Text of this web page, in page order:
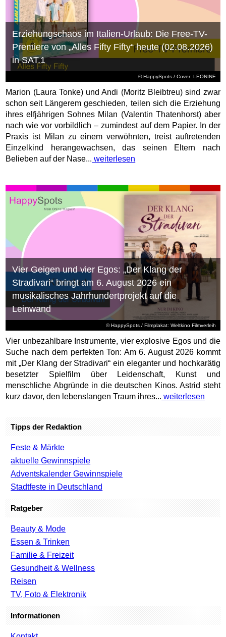
© HappySpots / Cover: LEONINE
Erziehungschaos im Italien-Urlaub: Die Free-TV-
Premiere von „Alles Fifty Fifty“ heute (02.08.2026)
in SAT.1
Marion (Laura Tonke) und Andi (Moritz Bleibtreu) sind zwar
schon seit Längerem geschieden, teilen sich die Erziehung
ihres elfjährigen Sohnes Milan (Valentin Thatenhorst) aber
nach wie vor vorbildlich – zumindest auf dem Papier. In der
Praxis ist Milan zu einem verwöhnten, treist auftretenden
Einzelkind herangewachsen, das seinen Eltern nach
Belieben auf der Nase... weiterlesen
© HappySpots / Filmplakat: Weltkino Filmverleih
Vier Geigen und vier Egos: „Der Klang der
Stradivari“ bringt am 6. August 2026 ein
musikalisches Jahrhundertprojekt auf die
Leinwand
Vier unbezahlbare Instrumente, vier explosive Egos und die
Suche nach dem perfekten Ton: Am 6. August 2026 kommt
mit „Der Klang der Stradivari“ ein eleganter und hochkarätig
besetzter Spielfilm über Leidenschaft, Kunst und
menschliche Abgründe in die deutschen Kinos. Astrid steht
kurz davor, den lebenslangen Traum ihres... weiterlesen
Tipps der Redaktion
Feste & Märkte
aktuelle Gewinnspiele
Adventskalender Gewinnspiele
Stadtfeste in Deutschland
Ratgeber
Beauty & Mode
Essen & Trinken
Familie & Freizeit
Gesundheit & Wellness
Reisen
TV, Foto & Elektronik
Informationen